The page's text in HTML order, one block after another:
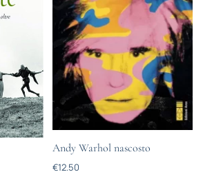
Andy Warhol nascosto
€12.50